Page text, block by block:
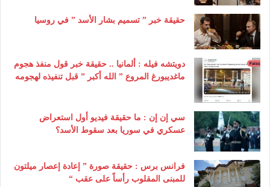
حقيقة خبر ” تسميم بشار الأسد ” في روسيا
دويتشه فيله : ألمانيا .. حقيقة خبر قول منفذ هجوم
ماغديبورغ المروع ” الله أكبر ” قبل تنفيذه لهجومه
سي إن إن : ما حقيقة فيديو أول استعراض
عسكري في سوريا بعد سقوط الأسد؟
فرانس برس : حقيقة صورة ” إعادة إعصار ميلتون
للمبنى المقلوب رأساً على عقب “